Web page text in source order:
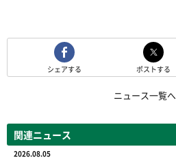
シェアする ポストする
ニュース一覧へ
関連ニュース
2026.08.05